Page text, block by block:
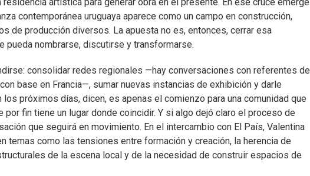
contemporánea uruguaya aparece como un campo en construcción,
de producción diversos. La apuesta no es, entonces, cerrar esa
pueda nombrarse, discutirse y transformarse.
consolidar redes regionales —hay conversaciones con referentes de
base en Francia—, sumar nuevas instancias de exhibición y darle
próximos días, dicen, es apenas el comienzo para una comunidad que
por fin tiene un lugar donde coincidir. Y si algo dejó claro el proceso de
que seguirá en movimiento. En el intercambio con El País, Valentina
temas como las tensiones entre formación y creación, la herencia de
de la escena local y de la necesidad de construir espacios de